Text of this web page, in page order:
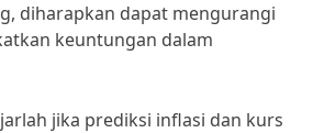
diharapkan dapat mengurangi
keuntungan dalam
jika prediksi inflasi dan kurs